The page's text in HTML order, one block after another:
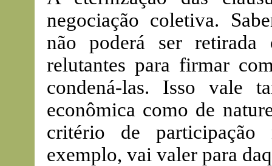
negociação coletiva.
não poderá ser retirada
relutantes para firmar
condená-las. Isso vale
econômica como de
critério de
exemplo, vai valer para